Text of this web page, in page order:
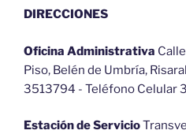
DIRECCIONES
Oficina Administrativa
Piso, Belén de Umbría,
3513794 - Teléfono Celular
Estación de Servicio